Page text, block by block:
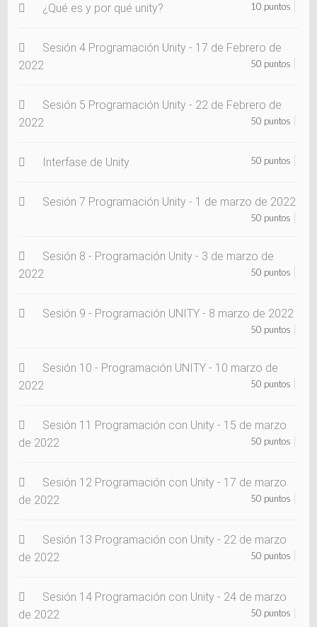
¿Qué es y por qué unity? 10 puntos
Sesión 4 Programación Unity - 17 de Febrero de
2022
50 puntos
Sesión 5 Programación Unity - 22 de Febrero de
2022
50 puntos
Interfase de Unity 50 puntos
Sesión 7 Programación Unity - 1 de marzo de 2022
50 puntos
Sesión 8 - Programación Unity - 3 de marzo de
2022
50 puntos
Sesión 9 - Programación UNITY - 8 marzo de 2022
50 puntos
Sesión 10 - Programación UNITY - 10 marzo de
2022
50 puntos
Sesión 11 Programación con Unity - 15 de marzo
de 2022
50 puntos
Sesión 12 Programación con Unity - 17 de marzo
de 2022
50 puntos
Sesión 13 Programación con Unity - 22 de marzo
de 2022
50 puntos
Sesión 14 Programación con Unity - 24 de marzo
de 2022
50 puntos